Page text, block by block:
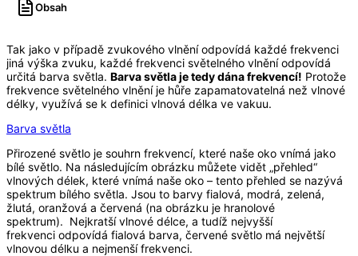
Obsah
Tak jako v případě zvukového vlnění odpovídá každé frekvenci
jiná výška zvuku, každé frekvenci světelného vlnění odpovídá
určitá barva světla. Barva světla je tedy dána frekvencí! Protože
frekvence světelného vlnění je hůře zapamatovatelná než vlnové
délky, využívá se k definici vlnová délka ve vakuu.
Barva světla
Přirozené světlo je souhrn frekvencí, které naše oko vnímá jako
bílé světlo. Na následujícím obrázku můžete vidět „přehled“
vlnových délek, které vnímá naše oko – tento přehled se nazývá
spektrum bílého světla. Jsou to barvy fialová, modrá, zelená,
žlutá, oranžová a červená (na obrázku je hranolové
spektrum). Nejkratší vlnové délce, a tudíž nejvyšší
frekvenci odpovídá fialová barva, červené světlo má největší
vlnovou délku a nejmenší frekvenci.